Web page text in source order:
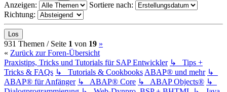
Anzeigen:
Sortiere nach:
Richtung:
931 Themen / Seite 1 von 19 (current)
»
« Zurück zur Foren-Übersicht
Praxistips, Tricks und Tutorials für SAP Entwickler ↳ Tips +
Tricks & FAQs ↳ Tutorials & Cookbooks ABAP® und mehr ↳
ABAP® für Anfänger ↳ ABAP® Core ↳ ABAP Objects® ↳